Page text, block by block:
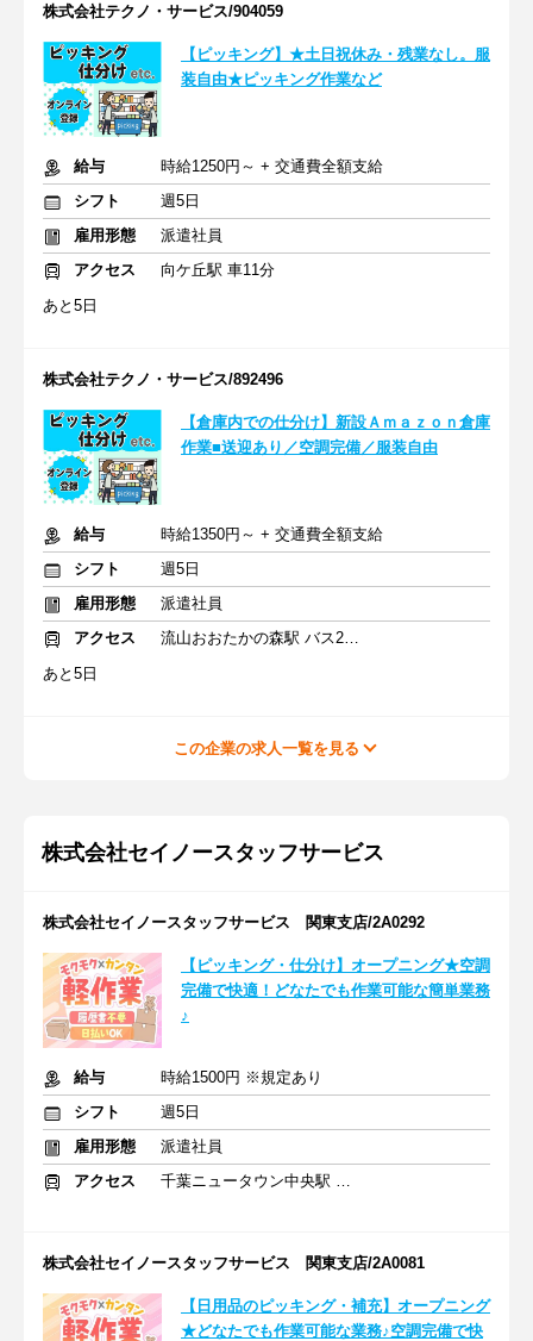
株式会社テクノ・サービス/904059
【ピッキング】★土日祝休み・残業なし。服
装自由★ピッキング作業など
給与
時給1250円～ + 交通費全額支給
シフト
週5日
雇用形態
派遣社員
アクセス
向ケ丘駅 車11分
あと5日
株式会社テクノ・サービス/892496
【倉庫内での仕分け】新設Ａｍａｚｏｎ倉庫
作業■送迎あり／空調完備／服装自由
給与
時給1350円～ + 交通費全額支給
シフト
週5日
雇用形態
派遣社員
アクセス
流山おおたかの森駅 バス20分
あと5日
この企業の求人一覧を見る
株式会社セイノースタッフサービス
株式会社セイノースタッフサービス 関東支店/2A0292
【ピッキング・仕分け】オープニング★空調
完備で快適！どなたでも作業可能な簡単業務
♪
給与
時給1500円 ※規定あり
シフト
週5日
雇用形態
派遣社員
アクセス
千葉ニュータウン中央駅 バス10分
株式会社セイノースタッフサービス 関東支店/2A0081
【日用品のピッキング・補充】オープニング
★どなたでも作業可能な業務♪空調完備で快